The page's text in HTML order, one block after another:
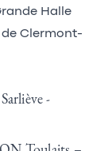
Halle
de Clermont-
-